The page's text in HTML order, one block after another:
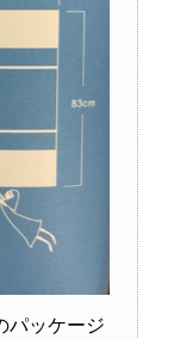
パッケージ